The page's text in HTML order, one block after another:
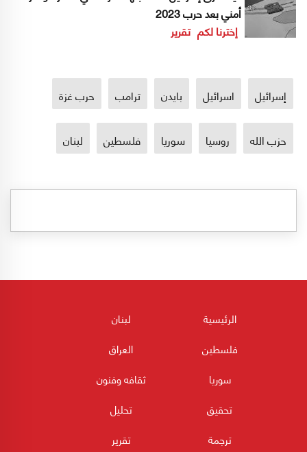
أمني بعد حرب 2023
إخترنا لكم تقرير
إسرائيل اسرائيل بايدن ترامب حرب غزة
حزب الله روسيا سوريا فلسطين لبنان
الرئيسية
لبنان
فلسطين
العراق
سوريا
ثقافه وفنون
تحقيق
تحليل
ترجمة
تقرير